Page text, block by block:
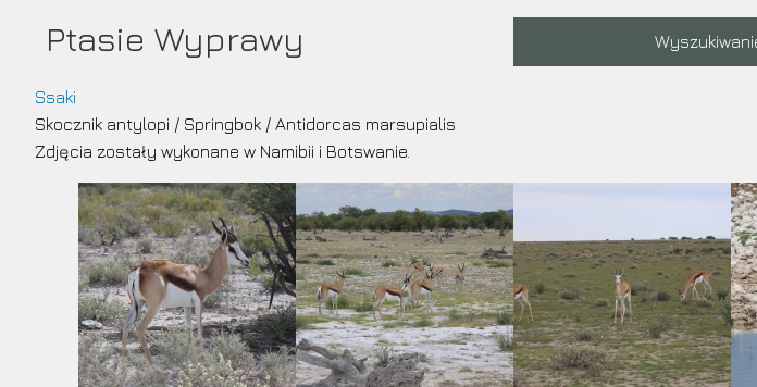
Ptasie Wyprawy
navigation
Ssaki
Skocznik antylopi / Springbok / Antidorcas marsupialis
Zdjęcia zostały wykonane w Namibii i Botswanie.